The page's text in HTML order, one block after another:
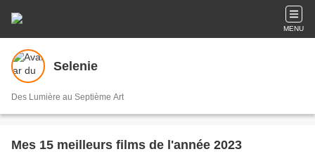
MENU
Selenie
Des Lumière au Septième Art
Mes 15 meilleurs films de l'année 2023